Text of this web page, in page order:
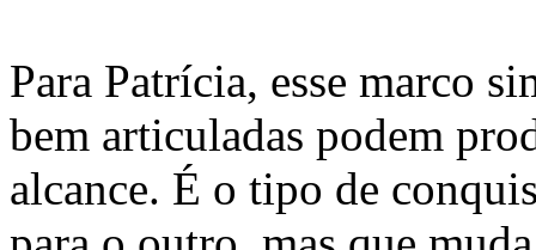
Para Patrícia, esse marco
bem articuladas podem
alcance. É o tipo de